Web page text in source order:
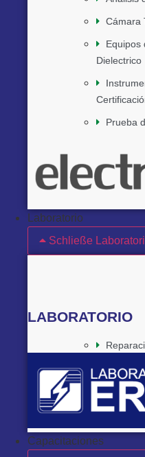
Cámara
Equipos
Dielectrico
Prueba
Laboratorio
Schließe
LABORATORIO
Capacitaciones